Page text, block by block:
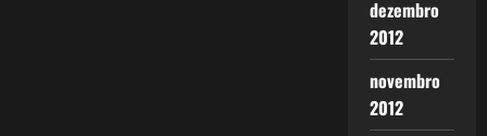
dezembro
2012
novembro
2012